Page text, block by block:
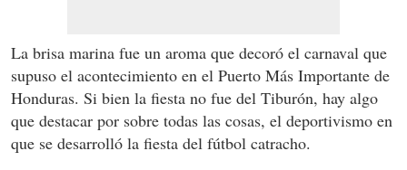
La brisa marina fue un aroma que decoró el carnaval que
supuso el acontecimiento en el Puerto Más Importante de
Honduras. Si bien la fiesta no fue del Tiburón, hay algo
que destacar por sobre todas las cosas, el deportivismo en
que se desarrolló la fiesta del fútbol catracho.